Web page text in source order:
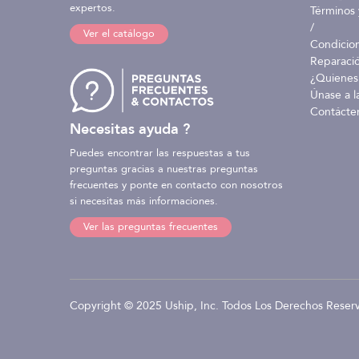
expertos.
Ver el catálogo
Necesitas ayuda ?
Puedes encontrar las respuestas a tus
preguntas gracias a nuestras preguntas
frecuentes y ponte en contacto con nosotros
si necesitas más informaciones.
Ver las preguntas frecuentes
/
Únase a
Copyright © 2025 Uship, Inc. Todos Los Derechos